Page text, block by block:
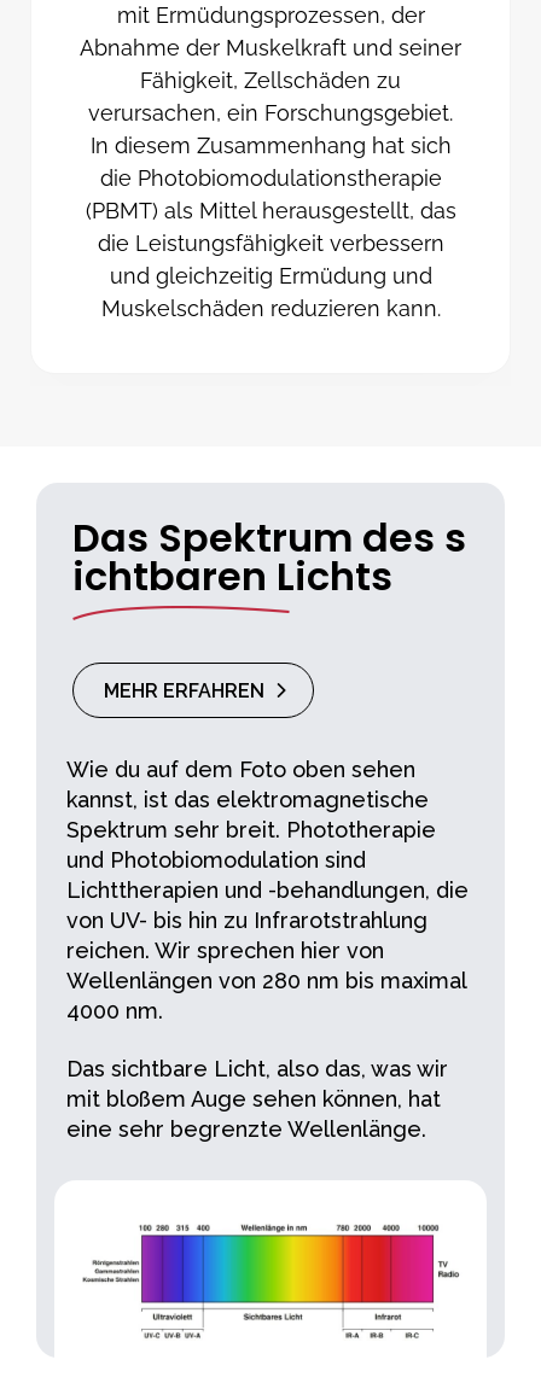
mit Ermüdungsprozessen, der
Abnahme der Muskelkraft und seiner
Fähigkeit, Zellschäden zu
verursachen, ein Forschungsgebiet.
In diesem Zusammenhang hat sich
die Photobiomodulationstherapie
(PBMT) als Mittel herausgestellt, das
die Leistungsfähigkeit verbessern
und gleichzeitig Ermüdung und
Muskelschäden reduzieren kann.
Das Spektrum des s
ichtbaren Lichts
MEHR ERFAHREN
Wie du auf dem Foto oben sehen
kannst, ist das elektromagnetische
Spektrum sehr breit. Phototherapie
und Photobiomodulation sind
Lichttherapien und -behandlungen, die
von UV- bis hin zu Infrarotstrahlung
reichen. Wir sprechen hier von
Wellenlängen von 280 nm bis maximal
4000 nm.
Das sichtbare Licht, also das, was wir
mit bloßem Auge sehen können, hat
eine sehr begrenzte Wellenlänge.